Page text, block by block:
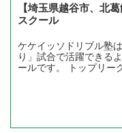
【埼玉県越谷市、北
スクール
ケケイッソドリブル塾
り」試合で活躍できる
ールです。 トップリー